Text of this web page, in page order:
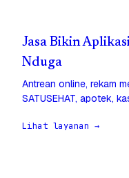
Jasa Bikin
Nduga
Antrean online, rekam
SATUSEHAT, apotek,
Lihat layanan →